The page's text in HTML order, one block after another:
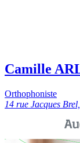
Camille
Orthophoniste
14 rue Jacques